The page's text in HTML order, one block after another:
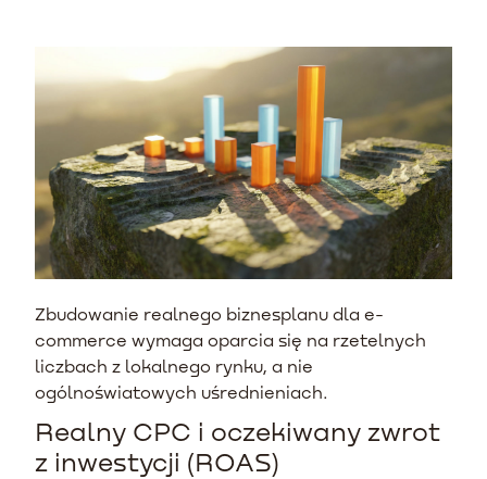
Zbudowanie realnego biznesplanu dla e-
commerce wymaga oparcia się na rzetelnych
liczbach z lokalnego rynku, a nie
ogólnoświatowych uśrednieniach.
Realny CPC i oczekiwany zwrot
z inwestycji (ROAS)